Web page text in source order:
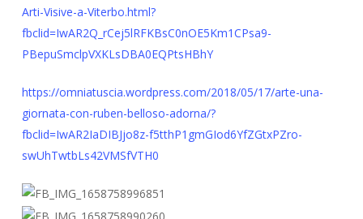
Arti-Visive-a-Viterbo.html?
fbclid=IwAR2Q_rCej5lRFKBsC0nOE5Km1CPsa9-
PBepuSmclpVXKLsDBA0EQPtsHBhY
https://omniatuscia.wordpress.com/2018/05/17/arte-una-
giornata-con-ruben-belloso-adorna/?
fbclid=IwAR2IaDIBJjo8z-f5tthP1gmGIod6YfZGtxPZro-
swUhTwtbLs42VMSfVTH0